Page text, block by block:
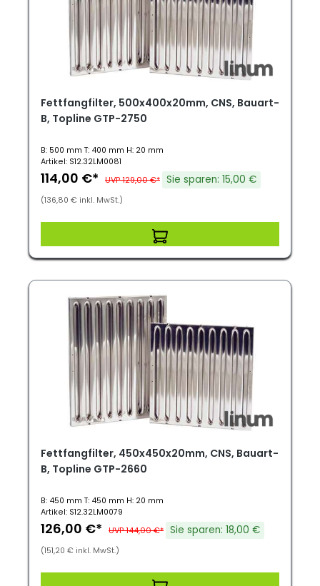
Fettfangfilter, 500x400x20mm, CNS, Bauart-
B, Topline GTP-2750
B: 500 mm T: 400 mm H: 20 mm
Artikel: S12.32LM0081
114,00 €* UVP 129,00 €* Sie sparen: 15,00 €
(136,80 € inkl. MwSt.)
Fettfangfilter, 450x450x20mm, CNS, Bauart-
B, Topline GTP-2660
B: 450 mm T: 450 mm H: 20 mm
Artikel: S12.32LM0079
126,00 €* UVP 144,00 €* Sie sparen: 18,00 €
(151,20 € inkl. MwSt.)